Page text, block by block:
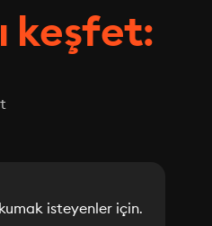
keşfet:
isteyenler için.